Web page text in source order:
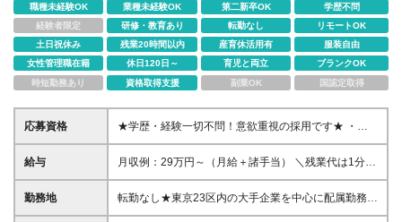
職種未経験OK 業種未経験OK 第二新卒OK
学歴不問
経験者限定
研修・教育あり 転勤なし
リモートOK
土日祝休み
残業20時間以内 産育休活用有
服装自由
女性管理職在籍
休日120日～ 育児と両立
ブランクOK
時短勤務あり
資格取得支援 副業OK 国認定取得
応募資格
★学歴・経験一切不問！意欲重視の採用です★ ・未
経験者大歓迎 ・第二新卒・既卒の方も積極採用中 ・
20代・30代が中心に活躍中！
給与
月収例：29万円～（月給＋諸手当） ＼残業代は1分単
位で全額支給／ 月給26万円以上 ※固定残業代制は採
用しておりません。詳細は面接でお伝えします ※試用
勤務地
転勤なし★東京23区内の大手企業を中心に配属勤務！
★大手・優良企業が中心＆駅チカ多数♪ ★お住まいの